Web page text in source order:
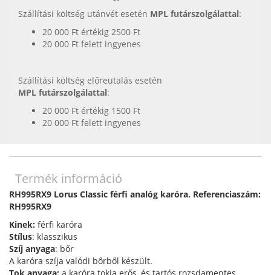
Szállítási költség utánvét esetén MPL futárszolgálattal:
20 000 Ft értékig 2500 Ft
20 000 Ft felett ingyenes
Szállítási költség előreutalás esetén
MPL futárszolgálattal:
20 000 Ft értékig 1500 Ft
20 000 Ft felett ingyenes
Termék információ
RH995RX9 Lorus Classic férfi analóg karóra. Referenciaszám:
RH995RX9
Kinek: férfi karóra
Stílus: klasszikus
Szíj anyaga: bőr
A karóra szíja valódi bőrből készült.